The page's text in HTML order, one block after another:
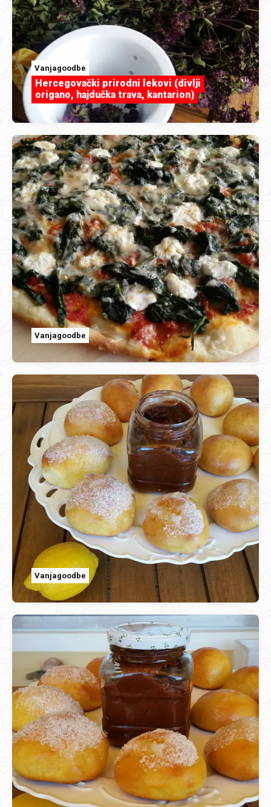
Vanjagoodbe
Hercegovački prirodni lekovi (divlji
origano, hajdučka trava, kantarion)
Vanjagoodbe
Vanjagoodbe